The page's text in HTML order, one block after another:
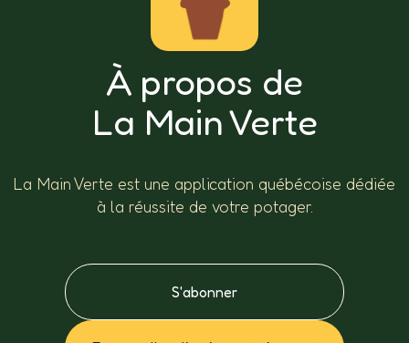
À propos de
La Main Verte
La Main Verte est une application québécoise dédiée
à la réussite de votre potager.
S'abonner